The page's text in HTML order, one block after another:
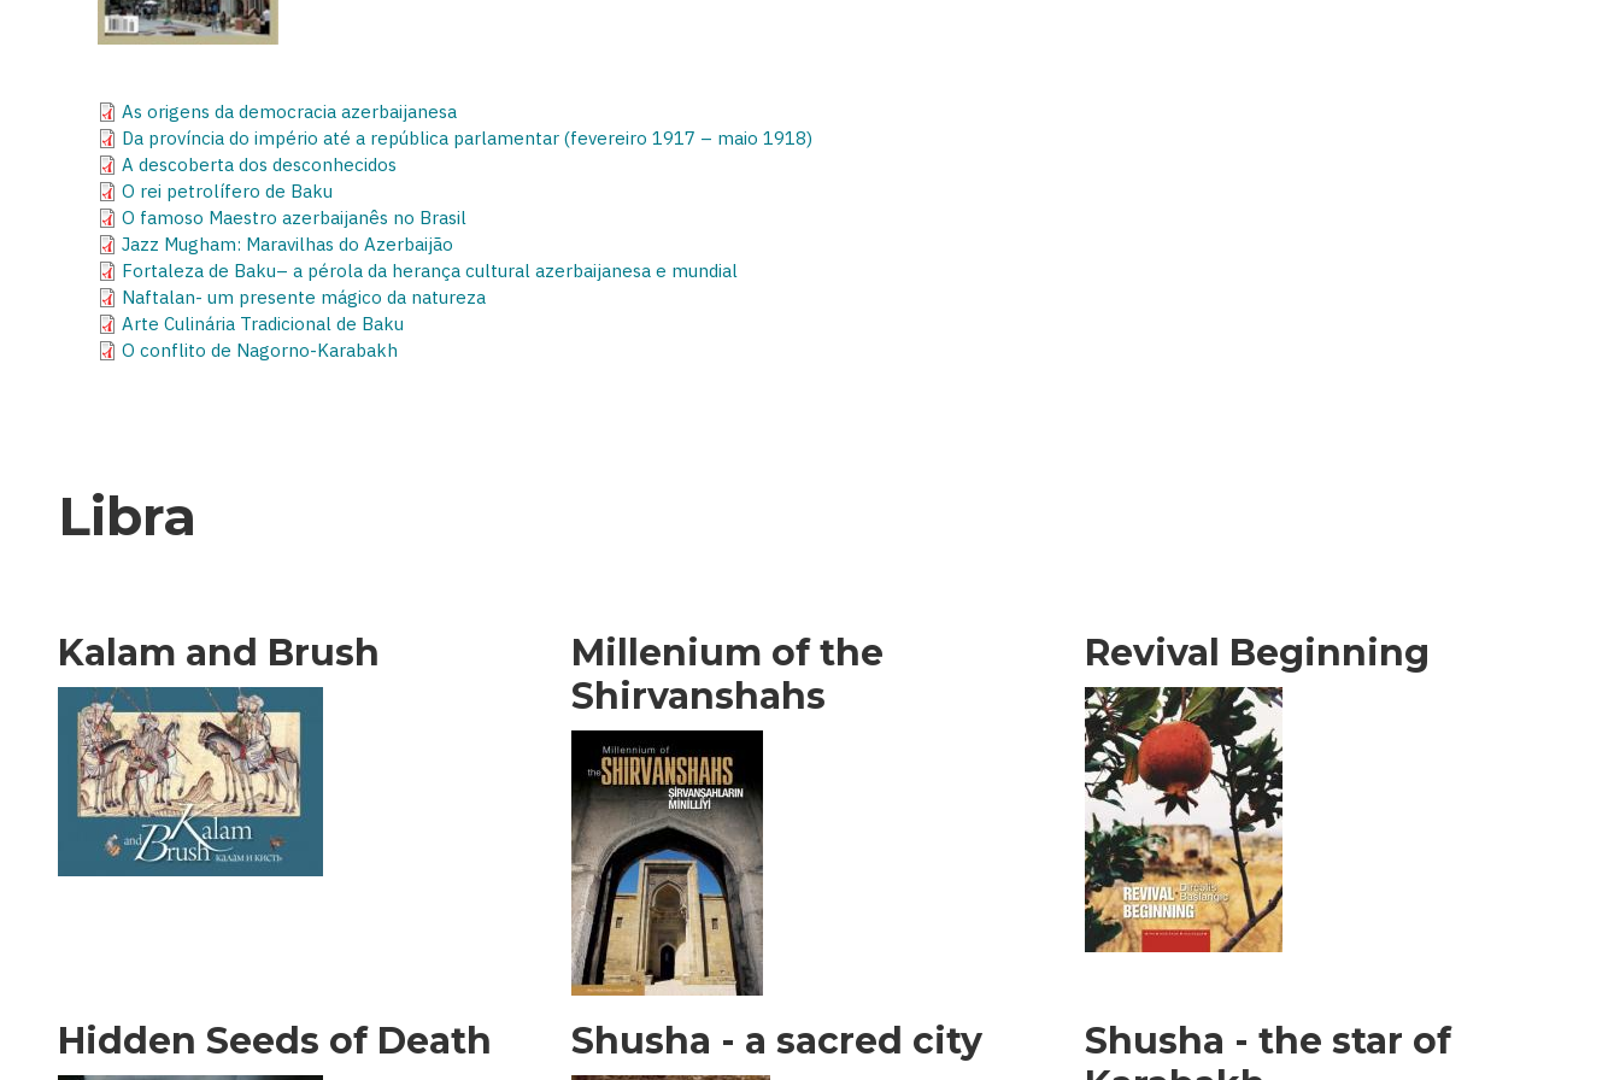
As origens da democracia azerbaijanesa
Da província do império até a república parlamentar (fevereiro 1917 – maio 1918)
A descoberta dos desconhecidos
O rei petrolífero de Baku
O famoso Maestro azerbaijanês no Brasil
Jazz Mugham: Maravilhas do Azerbaijão
Fortaleza de Baku– a pérola da herança cultural azerbaijanesa e mundial
Naftalan- um presente mágico da natureza
Arte Culinária Tradicional de Baku
O conflito de Nagorno-Karabakh
Libra
Kalam and Brush
Millenium of the
Shirvanshahs
Revival Beginning
Hidden Seeds of Death Shusha - a sacred city
Shusha - the star of